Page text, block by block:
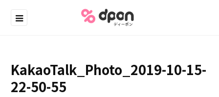
KakaoTalk_Photo_2019-10-15-
22-50-55